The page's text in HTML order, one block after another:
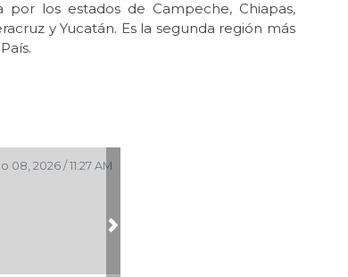
los estados de Campeche, Chiapas,
y Yucatán. Es la segunda región más
08, 2026 / 11:27 AM
Next